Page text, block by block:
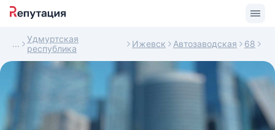
Удмуртская
республика
Ижевск Автозаводская 68